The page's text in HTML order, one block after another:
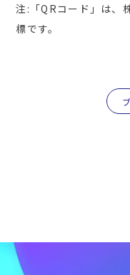
注 : 「QRコード」は、
標です。